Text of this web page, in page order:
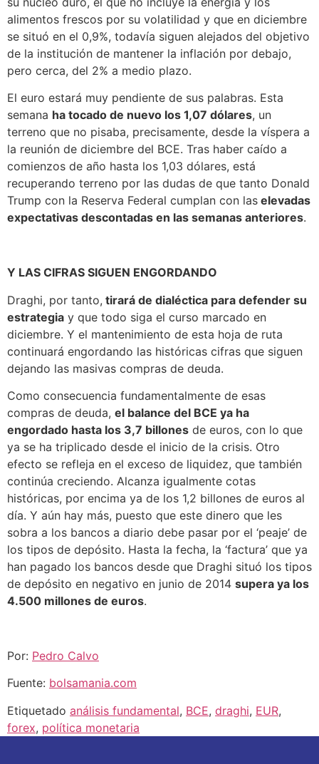
alimentos frescos por su volatilidad y que en diciembre
se situó en el 0,9%, todavía siguen alejados del objetivo
de la institución de mantener la inflación por debajo,
pero cerca, del 2% a medio plazo.
El euro estará muy pendiente de sus palabras. Esta
semana ha tocado de nuevo los 1,07 dólares, un
terreno que no pisaba, precisamente, desde la víspera a
la reunión de diciembre del BCE. Tras haber caído a
comienzos de año hasta los 1,03 dólares, está
recuperando terreno por las dudas de que tanto Donald
Trump con la Reserva Federal cumplan con las elevadas
expectativas descontadas en las semanas anteriores.
Y LAS CIFRAS SIGUEN ENGORDANDO
Draghi, por tanto, tirará de dialéctica para defender su
estrategia y que todo siga el curso marcado en
diciembre. Y el mantenimiento de esta hoja de ruta
continuará engordando las históricas cifras que siguen
dejando las masivas compras de deuda.
Como consecuencia fundamentalmente de esas
compras de deuda, el balance del BCE ya ha
engordado hasta los 3,7 billones de euros, con lo que
ya se ha triplicado desde el inicio de la crisis. Otro
efecto se refleja en el exceso de liquidez, que también
continúa creciendo. Alcanza igualmente cotas
históricas, por encima ya de los 1,2 billones de euros al
día. Y aún hay más, puesto que este dinero que les
sobra a los bancos a diario debe pasar por el ‘peaje’ de
los tipos de depósito. Hasta la fecha, la ‘factura’ que ya
han pagado los bancos desde que Draghi situó los tipos
de depósito en negativo en junio de 2014 supera ya los
4.500 millones de euros.
Por: Pedro Calvo
Fuente: bolsamania.com
Etiquetado análisis fundamental, BCE, draghi, EUR,
forex, política monetaria